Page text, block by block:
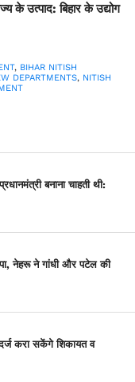
के उत्पाद: बिहार के उद्योग
, BIHAR NITISH
DEPARTMENTS, NITISH
बनाना चाहती थी:
नेहरू ने गांधी और पटेल की
करा सकेंगे शिकायत व